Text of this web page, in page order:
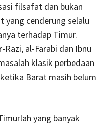
filsafat dan bukan
cenderung selalu
terhadap Timur.
al-Farabi dan Ibnu
klasik perbedaan
Barat masih belum
yang banyak